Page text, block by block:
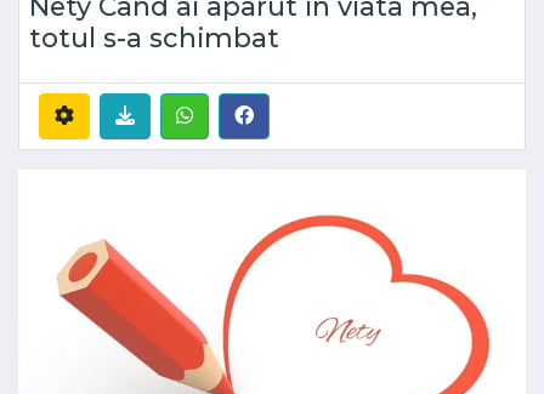
Nety Cand ai aparut in viata mea,
totul s-a schimbat